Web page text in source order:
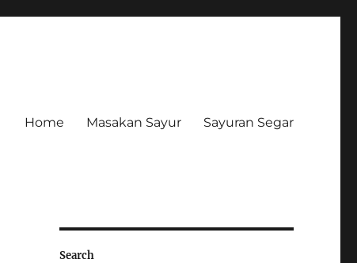
Home Masakan Sayur Sayuran Segar
Search